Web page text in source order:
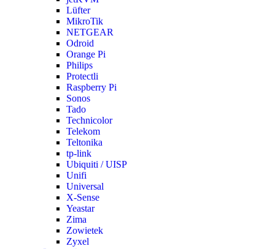
Lüfter
MikroTik
NETGEAR
Odroid
Orange Pi
Philips
Protectli
Raspberry Pi
Sonos
Tado
Technicolor
Telekom
Teltonika
tp-link
Ubiquiti / UISP
Unifi
Universal
X-Sense
Yeastar
Zima
Zowietek
Zyxel